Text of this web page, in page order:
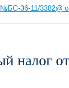
36-11/3382@
налог